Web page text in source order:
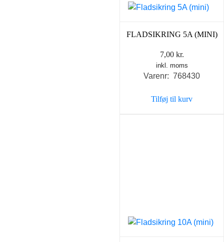
FLADSIKRING 5A (MINI)
7,00 kr.
inkl. moms
Varenr: 768430
Tilføj til kurv